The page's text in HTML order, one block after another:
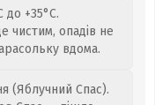
до +35°C.
чистим, опадів не
вдома.
(Яблучний Спас).